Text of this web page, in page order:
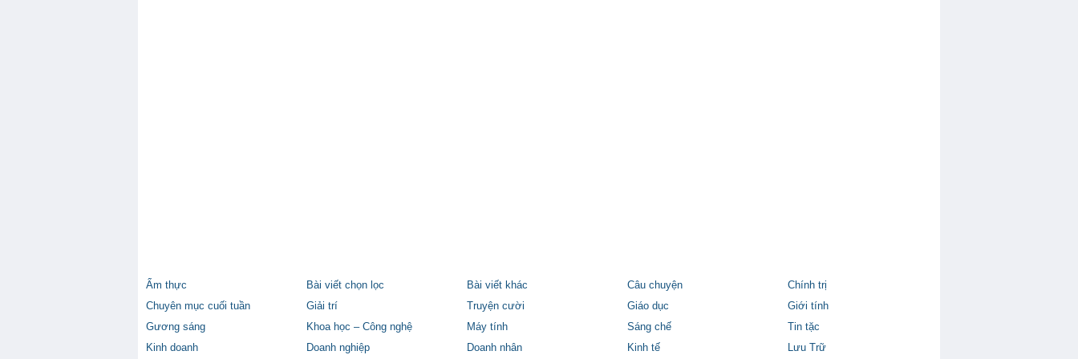
Ẩm thực Bài viết chọn lọc Bài viết khác Câu chuyện
Chính trị
Chuyên mục cuối tuần
Giải trí Truyện cười Giáo dục
Giới tính
Gương sáng
Khoa học – Công nghệ Máy tính Sáng chế
Tin tặc
Kinh doanh
Doanh nghiệp Doanh nhân Kinh tế Lưu Trữ